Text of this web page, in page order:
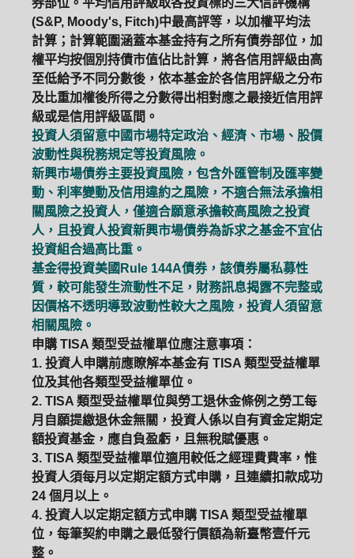
券部位。平均信用評級取各投資標的三大信評機構
(S&P, Moody's, Fitch)中最高評等，以加權平均法
計算；計算範圍涵蓋本基金持有之所有債券部位，加
權平均按個別持債市值佔比計算，將各信用評級由高
至低給予不同分數後，依本基金於各信用評級之分布
及比重加權後所得之分數得出相對應之最接近信用評
級或是信用評級區間。
投資人須留意中國市場特定政治、經濟、市場、股價
波動性與稅務規定等投資風險。
新興市場債券主要投資風險，包含外匯管制及匯率變
動、利率變動及信用違約之風險，不適合無法承擔相
關風險之投資人，僅適合願意承擔較高風險之投資
人，且投資人投資新興市場債券為訴求之基金不宜佔
投資組合過高比重。
基金得投資美國Rule 144A債券，該債券屬私募性
質，較可能發生流動性不足，財務訊息揭露不完整或
因價格不透明導致波動性較大之風險，投資人須留意
相關風險。
申購 TISA 類型受益權單位應注意事項：
1. 投資人申購前應瞭解本基金有 TISA 類型受益權單
位及其他各類型受益權單位。
2. TISA 類型受益權單位與勞工退休金條例之勞工每
月自願提繳退休金無關，投資人係以自有資金定期定
額投資基金，應自負盈虧，且無稅賦優惠。
3. TISA 類型受益權單位適用較低之經理費費率，惟
投資人須每月以定期定額方式申購，且連續扣款成功
24 個月以上。
4. 投資人以定期定額方式申購 TISA 類型受益權單
位，每筆契約申購之最低發行價額為新臺幣壹仟元
整。